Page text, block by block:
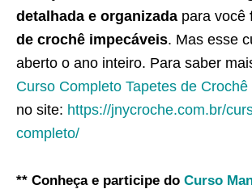
detalhada e organizada para você
de crochê impecáveis. Mas esse
aberto o ano inteiro. Para saber
Curso Completo Tapetes de Crochê
no site: https://jnycroche.com.br/
completo/
** Conheça e participe do Curso